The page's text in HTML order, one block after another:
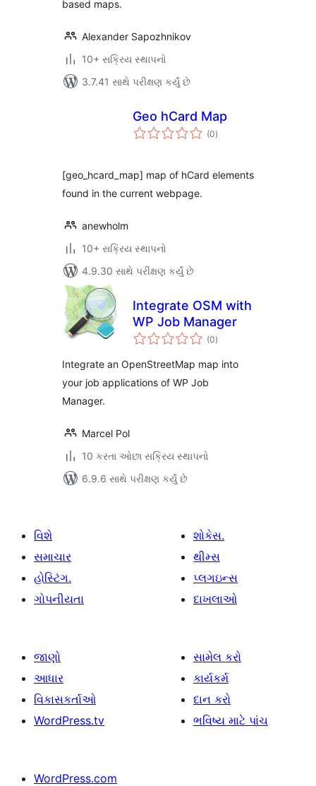
based maps.
Alexander Sapozhnikov
10+ સક્રિય સ્થાપનો
3.7.41 સાથે પરીક્ષણ કર્યું છે
Geo hCard Map
(0કુલ
રેટિંગ્સ
)
[geo_hcard_map] map of hCard elements
found in the current webpage.
anewholm
10+ સક્રિય સ્થાપનો
4.9.30 સાથે પરીક્ષણ કર્યું છે
Integrate OSM with
WP Job Manager
(0કુલ
રેટિંગ્સ
)
Integrate an OpenStreetMap map into
your job applications of WP Job
Manager.
Marcel Pol
10 કરતા ઓછા સક્રિય સ્થાપનો
6.9.6 સાથે પરીક્ષણ કર્યું છે
વિશે
સમાચાર
હોસ્ટિંગ.
ગોપનીયતા
શોકેસ.
થીમ્સ
પ્લગઇન્સ
દાખલાઓ
જાણો
આધાર
વિકાસકર્તાઓ
WordPress.tv
સામેલ કરો
કાર્યકર્મ
દાન કરો
ભવિષ્ય માટે પાંચ
WordPress.com